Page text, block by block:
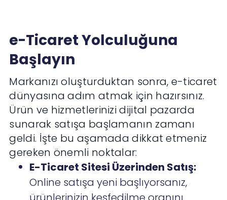
e-Ticaret Yolculuğuna
Başlayın
Markanızı oluşturduktan sonra, e-ticaret
dünyasına adım atmak için hazırsınız.
Ürün ve hizmetlerinizi dijital pazarda
sunarak satışa başlamanın zamanı
geldi. İşte bu aşamada dikkat etmeniz
gereken önemli noktalar:
E-Ticaret Sitesi Üzerinden Satış:
Online satışa yeni başlıyorsanız,